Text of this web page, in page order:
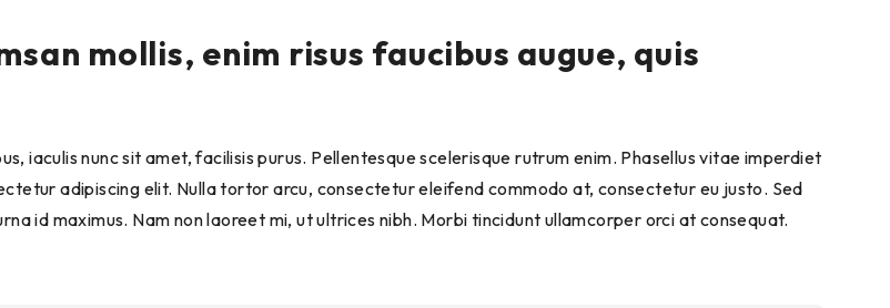
mollis, enim risus faucibus augue, quis
iaculis nunc sit amet, facilisis purus. Pellentesque scelerisque rutrum enim. Phasellus vitae imperdiet
adipiscing elit. Nulla tortor arcu, consectetur eleifend commodo at, consectetur eu justo. Sed
id maximus. Nam non laoreet mi, ut ultrices nibh. Morbi tincidunt ullamcorper orci at consequat.